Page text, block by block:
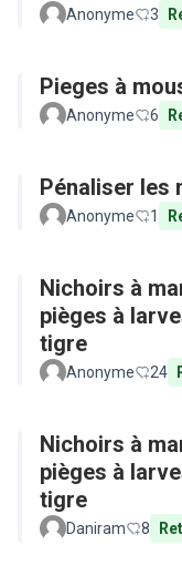
Anonyme 3
Pieges à
Anonyme 6
Pénaliser les
Anonyme 1
Nichoirs à
pièges à
tigre
Anonyme 24
Nichoirs à
pièges à
tigre
Daniram 8